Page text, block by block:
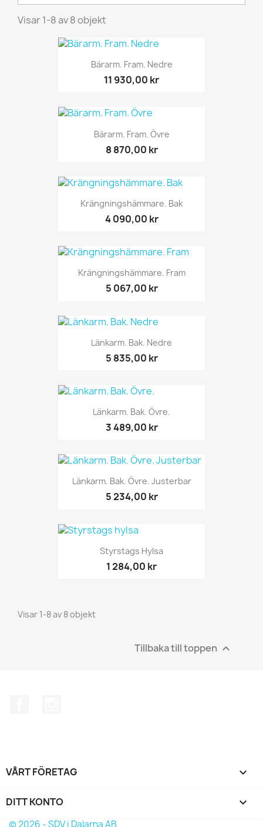
Visar 1-8 av 8 objekt
Bärarm. Fram. Nedre
11 930,00 kr
Bärarm. Fram. Övre
8 870,00 kr
Krängningshämmare. Bak
4 090,00 kr
Krängningshämmare. Fram
5 067,00 kr
Länkarm. Bak. Nedre
5 835,00 kr
Länkarm. Bak. Övre.
3 489,00 kr
Länkarm. Bak. Övre. Justerbar
5 234,00 kr
Styrstags Hylsa
1 284,00 kr
Visar 1-8 av 8 objekt
Tillbaka till toppen 
VÅRT FÖRETAG 
DITT KONTO 
© 2026 - SDV i Dalarna AB